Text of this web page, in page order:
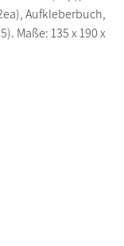
Aufkleberbuch,
Maße: 135 x 190 x